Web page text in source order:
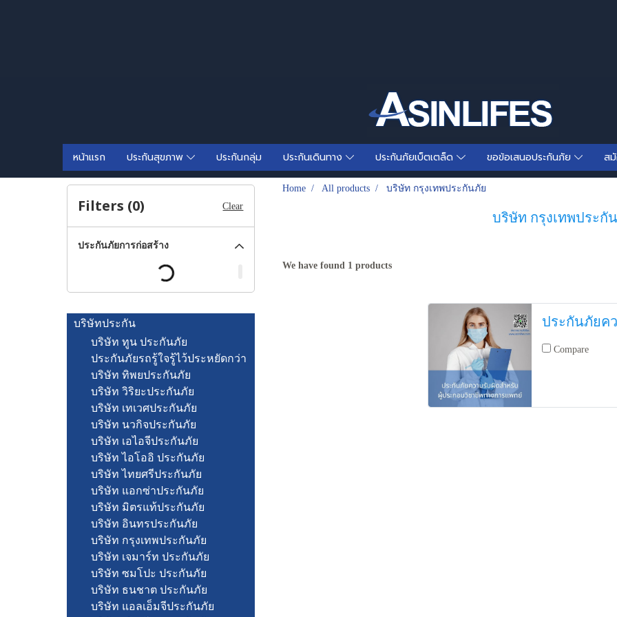
หน้าแรก ประกันสุขภาพ ประกันกลุ่ม ประกันเดินทาง ประกันภัยเบ็ตเตล็ด ขอข้อเสนอประกันภัย ส
Home All products บริษัท กรุงเทพประกันภัย
บริษัท กรุงเทพประกั
We have found 1 products
Compare
Filters (0) Clear
ประกันภัยการก่อสร้าง
บริษัทประกัน
บริษัท ทูน ประกันภัย
ประกันภัยรถรู้ใจรู้ไว้ประหยัดกว่า
บริษัท ทิพยประกันภัย
บริษัท วิริยะประกันภัย
บริษัท เทเวศประกันภัย
บริษัท นวกิจประกันภัย
บริษัท เอไอจีประกันภัย
บริษัท ไอโออิ ประกันภัย
บริษัท ไทยศรีประกันภัย
บริษัท แอกซ่าประกันภัย
บริษัท มิตรแท้ประกันภัย
บริษัท อินทรประกันภัย
บริษัท กรุงเทพประกันภัย
บริษัท เจมาร์ท ประกันภัย
บริษัท ซมโปะ ประกันภัย
บริษัท ธนชาต ประกันภัย
บริษัท แอลเอ็มจีประกันภัย